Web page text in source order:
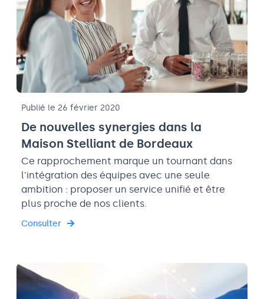
Publié le 26 février 2020
De nouvelles synergies dans la
Maison Stelliant de Bordeaux
Ce rapprochement marque un tournant dans
l'intégration des équipes avec une seule
ambition : proposer un service unifié et être
plus proche de nos clients.
Consulter